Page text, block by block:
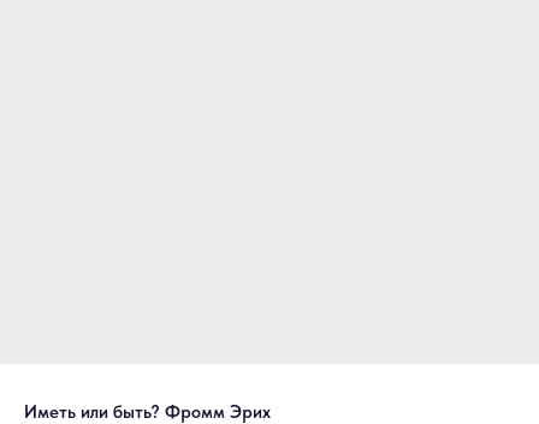
Иметь или быть? Фромм Эрих